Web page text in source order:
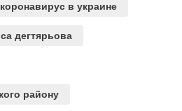
коронавирус в украине
дегтярьова
району